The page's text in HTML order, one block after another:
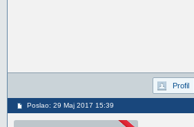
Profil
Poslao: 29 Maj 2017 15:39